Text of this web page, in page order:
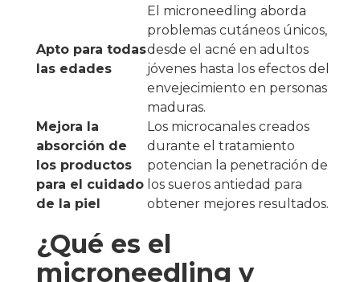
Apto para todas
las edades
El microneedling aborda
problemas cutáneos únicos,
desde el acné en adultos
jóvenes hasta los efectos del
envejecimiento en personas
maduras.
Mejora la
absorción de
los productos
para el cuidado
de la piel
Los microcanales creados
durante el tratamiento
potencian la penetración de
los sueros antiedad para
obtener mejores resultados.
¿Qué es el
microneedling y